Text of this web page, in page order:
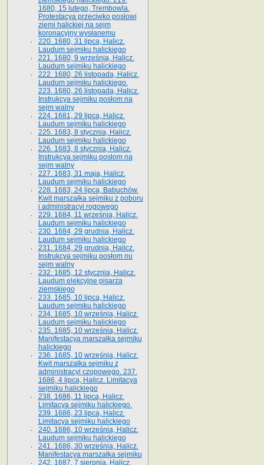
1680, 15 lutego, Trembowla.
Protestacya przeciwko posłowi
ziemi halickiej na sejm
koronacyjny wysłanemu
220. 1680, 31 lipca, Halicz.
Laudum sejmiku halickiego
221. 1680, 9 września, Halicz.
Laudum sejmiku halickiego
222. 1680, 26 listopada, Halicz.
Laudum sejmiku halickiego.
223. 1680, 26 listopada, Halicz.
Instrukcya sejmiku posłom na
sejm walny
224. 1681, 29 lipca, Halicz.
Laudum sejmiku halickiego
225. 1683, 8 stycznia, Halicz.
Laudum sejmiku halickiego
226. 1683, 8 stycznia, Halicz.
Instrukcya sejmiku posłom na
sejm walny
227. 1683, 31 maja, Halicz.
Laudum sejmiku halickiego
228. 1683, 24 lipca, Babuchów.
Kwit marszałka sejmiku z poboru
i administracyi rogowego
229. 1684, 11 września, Halicz.
Laudum sejmiku halickiego
230. 1684, 29 grudnia, Halicz.
Laudum sejmiku halickiego
231. 1684, 29 grudnia, Halicz.
Instrukcya sejmiku posłom nu
sejm walny
232. 1685, 12 stycznia, Halicz.
Laudum elekcyjne pisarza
ziemskiego
233. 1685, 10 lipca, Halicz.
Laudum sejmiku halickiego
234. 1685, 10 września, Halicz.
Laudum sejmiku halickiego
235. 1685, 10 września, Halicz.
Manifestacya marszałka sejmiku
halickiego
236. 1685, 10 września, Halicz.
Kwit marszałka sejmiku z
administracyi czopowego. 237.
1686, 4 lipca, Halicz. Limitacya
sejmiku halickiego
238. 1686, 11 lipca, Halicz.
Limitacya sejmiku halickiego.
239. 1686, 23 lipca, Halicz.
Limitacya sejmiku halickiego
240. 1686, 10 września, Halicz.
Laudum sejmiku halickiego
241. 1686, 30 września, Halicz.
Manifestacya marszałka sejmiku
242. 1687, 7 sierpnia, Halicz.